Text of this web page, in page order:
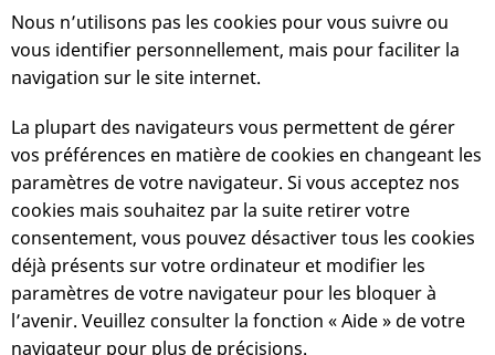
Nous n’utilisons pas les cookies pour vous suivre ou
vous identifier personnellement, mais pour faciliter la
navigation sur le site internet.
La plupart des navigateurs vous permettent de gérer
vos préférences en matière de cookies en changeant les
paramètres de votre navigateur. Si vous acceptez nos
cookies mais souhaitez par la suite retirer votre
consentement, vous pouvez désactiver tous les cookies
déjà présents sur votre ordinateur et modifier les
paramètres de votre navigateur pour les bloquer à
l’avenir. Veuillez consulter la fonction « Aide » de votre
navigateur pour plus de précisions.